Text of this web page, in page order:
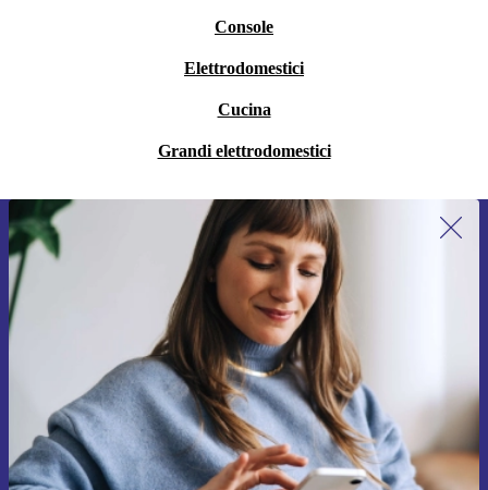
Console
Elettrodomestici
Cucina
Grandi elettrodomestici
Iscriviti per la prima volta alla nostra
newsletter e ottieni 15€ di sconto!
Non farti più scappare le migliori offerte.
Richiedi codice sconto
Per maggiori informazioni sull’uso dei dati personali, visita la nostra
Normativa sulla privacy